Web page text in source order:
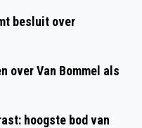
besluit over
over Van Bommel als
hoogste bod van